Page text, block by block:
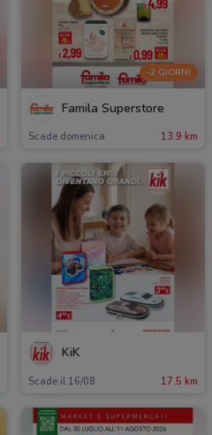
-2 GIORNI
Famila Superstore
Scade domenica 13.9 km
KiK
Scade il 16/08 17.5 km